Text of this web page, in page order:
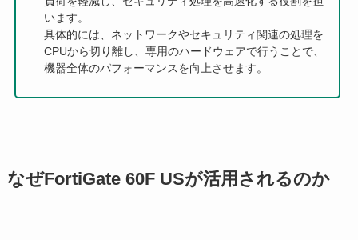
います。
具体的には、ネットワークやセキュリティ関連の処理を
CPUから切り離し、専用のハードウェアで行うことで、
機器全体のパフォーマンスを向上させます。
なぜFortiGate 60F USが活用されるのか